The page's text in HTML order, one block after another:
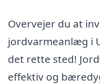
Overvejer du at
jordvarmeanlæg i
det rette sted!
effektiv og